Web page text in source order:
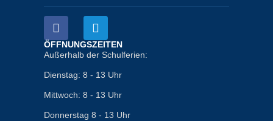
ÖFFNUNGSZEITEN
Außerhalb der Schulferien:
Dienstag: 8 - 13 Uhr
Mittwoch: 8 - 13 Uhr
Donnerstag 8 - 13 Uhr